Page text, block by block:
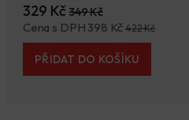
329 Kč349 Kč
Cena s DPH 398 Kč422 Kč
PŘIDAT DO KOŠÍKU